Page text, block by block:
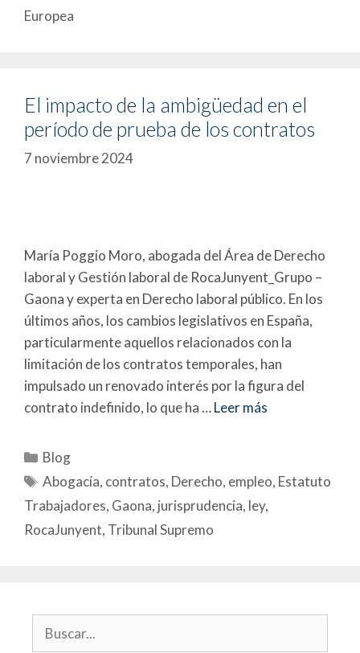
Europea
El impacto de la ambigüedad en el
período de prueba de los contratos
7 noviembre 2024
María Poggio Moro, abogada del Área de Derecho
laboral y Gestión laboral de RocaJunyent_Grupo –
Gaona y experta en Derecho laboral público. En los
últimos años, los cambios legislativos en España,
particularmente aquellos relacionados con la
limitación de los contratos temporales, han
impulsado un renovado interés por la figura del
contrato indefinido, lo que ha …Leer más
Blog
Abogacía, contratos, Derecho, empleo, Estatuto
Trabajadores, Gaona, jurisprudencia, ley,
RocaJunyent, Tribunal Supremo